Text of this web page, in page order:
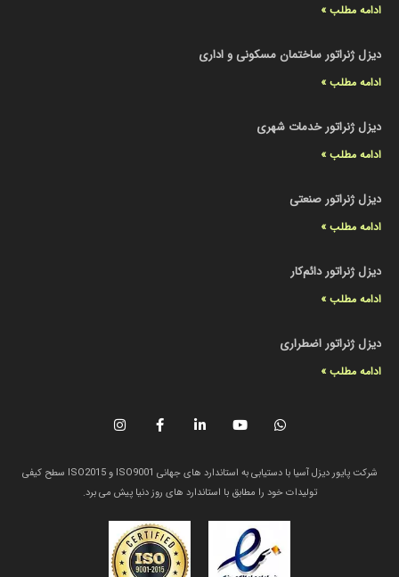
ادامه مطلب »
دیزل ژنراتور ساختمان مسکونی و اداری
ادامه مطلب »
دیزل ژنراتور خدمات شهری
ادامه مطلب »
دیزل ژنراتور صنعتی
ادامه مطلب »
دیزل ژنراتور دائم‌کار
ادامه مطلب »
دیزل ژنراتور اضطراری
ادامه مطلب »
شرکت پایور دیزل آسیا با دستیابی به استاندارد های جهانی ISO9001 و ISO2015 سطح کیفی
تولیدات خود را مطابق با استاندارد های روز دنیا پیش می برد.